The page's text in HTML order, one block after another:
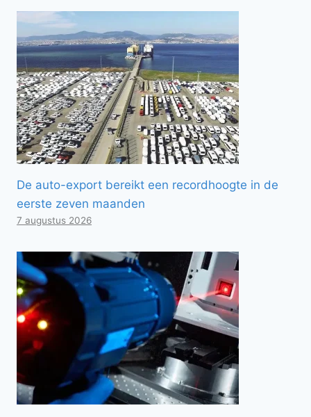
De auto-export bereikt een recordhoogte in de
eerste zeven maanden
7 augustus 2026